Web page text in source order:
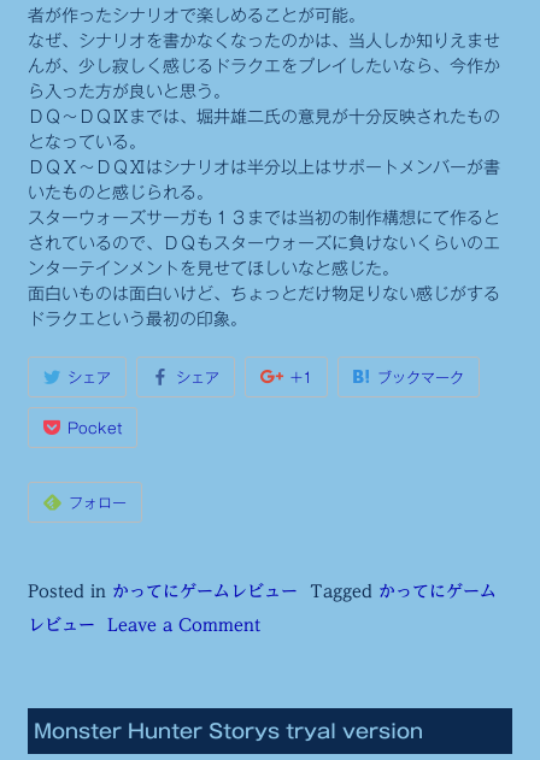
者が作ったシナリオで楽しめることが可能。
なぜ、シナリオを書かなくなったのかは、当人しか知りえませ
んが、少し寂しく感じるドラクエをプレイしたいなら、今作か
ら入った方が良いと思う。
ＤＱ～ＤＱⅨまでは、堀井雄二氏の意見が十分反映されたもの
となっている。
ＤＱⅩ～ＤＱⅪはシナリオは半分以上はサポートメンバーが書
いたものと感じられる。
スターウォーズサーガも１３までは当初の制作構想にて作ると
されているので、ＤＱもスターウォーズに負けないくらいのエ
ンターテインメントを見せてほしいなと感じた。
面白いものは面白いけど、ちょっとだけ物足りない感じがする
ドラクエという最初の印象。
シェア シェア +1 ブックマーク
Pocket
フォロー
Posted in かってにゲームレビュー Tagged かってにゲーム
レビュー
Leave a Commenton
impress
Monster Hunter Storys tryal version